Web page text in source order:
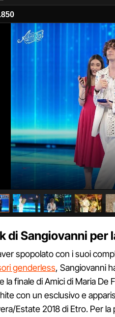
di Sangiovanni per
spopolato con i suoi
genderless, Sangiovanni
la finale di Amici di Maria De
con un esclusivo e
Estate 2018 di Etro. Per